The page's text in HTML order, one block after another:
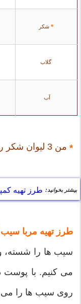
*شکر
گلاب
آب
*من 3 لیوان شکر ریختم
بیشتر بخوانید: طرز تهیه
طرز تهیه مربا
سیب ها را شسته،
می کنیم. با پوست
روی سیب ها را می